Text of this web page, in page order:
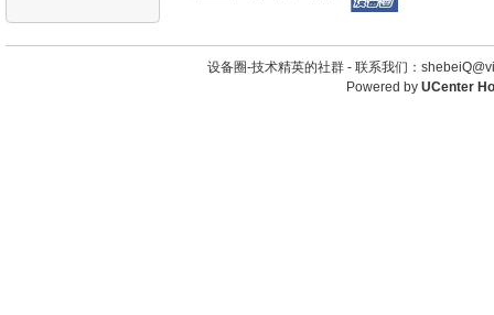
设备圈-技术精英的社群 - 联系我们：
Powered by UCenter